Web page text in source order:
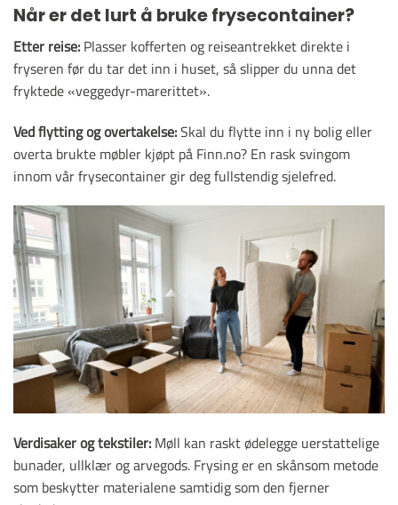
Når er det lurt å bruke frysecontainer?
Etter reise: Plasser kofferten og reiseantrekket direkte i
fryseren før du tar det inn i huset, så slipper du unna det
fryktede «veggedyr-marerittet».
Ved flytting og overtakelse:Skal du flytte inn i ny bolig eller
overta brukte møbler kjøpt på Finn.no? En rask svingom
innom vår frysecontainer gir deg fullstendig sjelefred.
Verdisaker og tekstiler: Møll kan raskt ødelegge uerstattelige
bunader, ullklær og arvegods. Frysing er en skånsom metode
som beskytter materialene samtidig som den fjerner